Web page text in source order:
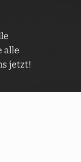
alle
jetzt!